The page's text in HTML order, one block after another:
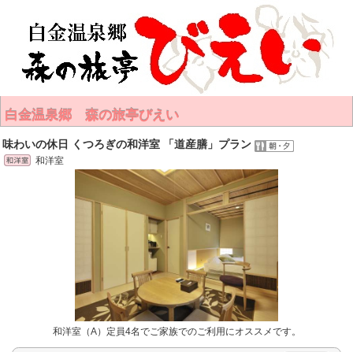
白金温泉郷 森の旅亭びえい
味わいの休日 くつろぎの和洋室 「道産膳」プラン
和洋室
和洋室（A）定員4名でご家族でのご利用にオススメです。